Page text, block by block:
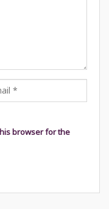
browser for the